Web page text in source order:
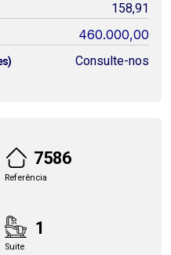
158,91
460.000,00
Consulte-nos
7586
Referência
1
Suite